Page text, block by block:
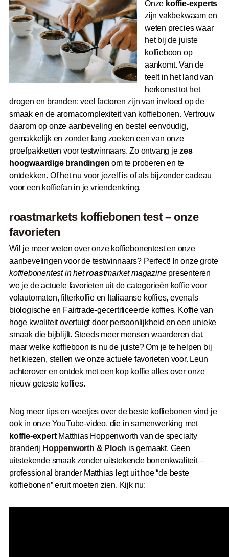
Onze koffie-experts
zijn vakbekwaam en
weten precies waar
het bij de juiste
koffieboon op
aankomt. Van de
teelt in het land van
herkomst tot het
drogen en branden: veel factoren zijn van invloed op de
smaak en de aromacomplexiteit van koffiebonen. Vertrouw
daarom op onze aanbeveling en bestel eenvoudig,
gemakkelijk en zonder lang zoeken een van onze
proefpakketten voor testwinnaars. Zo ontvang jezes
hoogwaardige brandingen om te proberen en te
ontdekken. Of het nu voor jezelf is of als bijzonder cadeau
voor een koffiefan in je vriendenkring.
roastmarkets koffiebonen test – onze
favorieten
Wil je meer weten over onze koffiebonentest en onze
aanbevelingen voor de testwinnaars? Perfect! In onze grote
koffiebonentest in hetroastmarket magazinepresenteren
we je de actuele favorieten uit de categorieën koffie voor
volautomaten, filterkoffie en Italiaanse koffies, evenals
biologische en Fairtrade-gecertificeerde koffies. Koffie van
hoge kwaliteit overtuigt door persoonlijkheid en een unieke
smaak die bijblijft. Steeds meer mensen waarderen dat,
maar welke koffieboon is nu de juiste? Om je te helpen bij
het kiezen, stellen we onze actuele favorieten voor. Leun
achterover en ontdek met een kop koffie alles over onze
nieuw geteste koffies.
Nog meer tips en weetjes over de beste koffiebonen vind je
ook in onze YouTube-video, die in samenwerking met
koffie-expertMatthias Hoppenworth van de specialty
branderij Hoppenworth & Ploch is gemaakt. Geen
uitstekende smaak zonder uitstekende bonenkwaliteit –
professional brander Matthias legt uit hoe “de beste
koffiebonen” eruit moeten zien. Kijk nu: